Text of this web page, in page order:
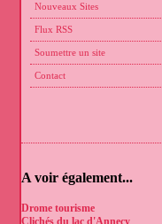
Nouveaux Sites
Flux RSS
Soumettre un site
Contact
A voir également...
Drome tourisme
Clichés du lac d'Annecy